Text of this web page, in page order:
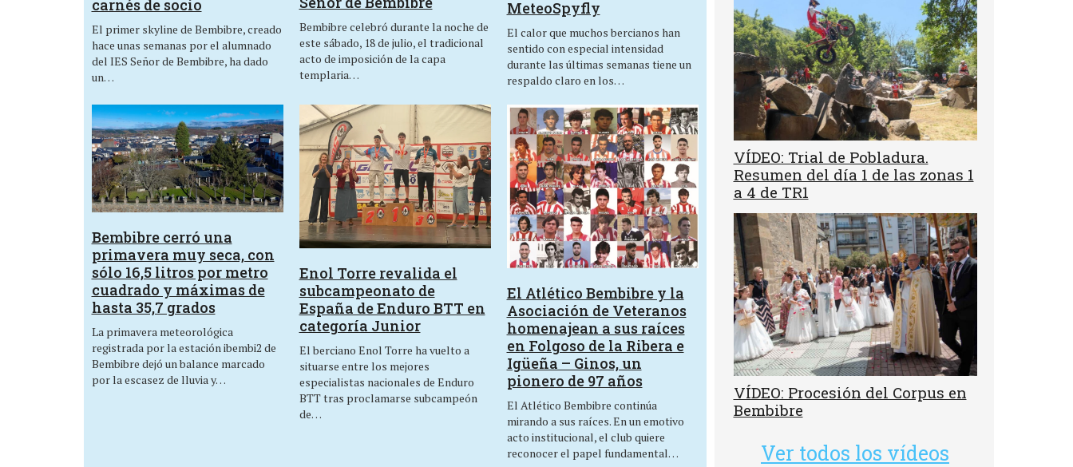
carnés de socio
El primer skyline de Bembibre, creado
hace unas semanas por el alumnado
del IES Señor de Bembibre, ha dado
un…
Bembibre celebró durante la noche de
este sábado, 18 de julio, el tradicional
acto de imposición de la capa
templaria…
MeteoSpyfly
El calor que muchos bercianos han
sentido con especial intensidad
durante las últimas semanas tiene un
respaldo claro en los…
Bembibre cerró una
primavera muy seca, con
sólo 16,5 litros por metro
cuadrado y máximas de
hasta 35,7 grados
La primavera meteorológica
registrada por la estación ibembi2 de
Bembibre dejó un balance marcado
por la escasez de lluvia y…
Enol Torre revalida el
subcampeonato de
España de Enduro BTT en
categoría Junior
El berciano Enol Torre ha vuelto a
situarse entre los mejores
especialistas nacionales de Enduro
BTT tras proclamarse subcampeón
de…
El Atlético Bembibre y la
Asociación de Veteranos
homenajean a sus raíces
en Folgoso de la Ribera e
Igüeña – Ginos, un
pionero de 97 años
El Atlético Bembibre continúa
mirando a sus raíces. En un emotivo
acto institucional, el club quiere
reconocer el papel fundamental…
VÍDEO: Trial de Pobladura.
Resumen del día 1 de las zonas 1
a 4 de TR1
VÍDEO: Procesión del Corpus en
Bembibre
Ver todos los vídeos